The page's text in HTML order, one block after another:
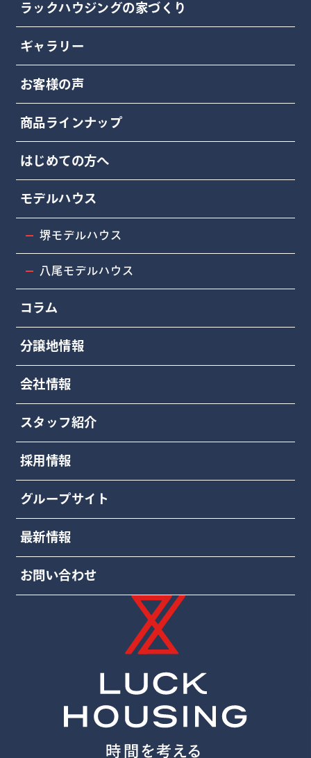
ラックハウジングの家づくり
ギャラリー
お客様の声
商品ラインナップ
はじめての方へ
モデルハウス
堺モデルハウス
八尾モデルハウス
コラム
分譲地情報
会社情報
スタッフ紹介
採用情報
グループサイト
最新情報
お問い合わせ